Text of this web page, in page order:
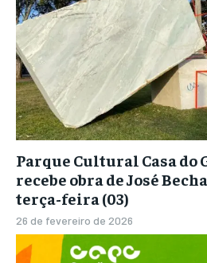
Parque Cultural Casa do
recebe obra de José
terça-feira (03)
26 de fevereiro de 2026